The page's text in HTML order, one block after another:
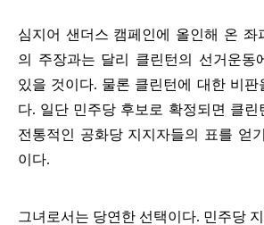
심지어 샌더스 캠페인에 올인해 온 좌
의 주장과는 달리 클린턴의 선거운동
있을 것이다. 물론 클린턴에 대한 비판
다. 일단 민주당 후보로 확정되면 클린
전통적인 공화당 지지자들의 표를 얻
이다.
그녀로서는 당연한 선택이다. 민주당